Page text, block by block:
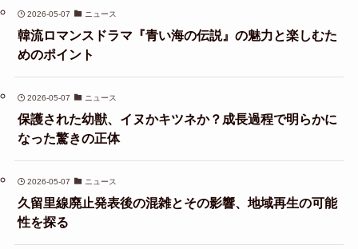
2026-05-07 ニュース
韓流ロマンスドラマ『青い海の伝説』の魅力と楽しむた
めのポイント
2026-05-07 ニュース
保護された幼獣、イヌかキツネか？成長過程で明らかに
なった驚きの正体
2026-05-07 ニュース
久留里線廃止発表後の混雑とその影響、地域再生の可能
性を探る